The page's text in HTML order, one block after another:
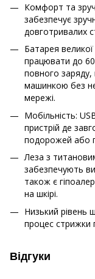
Комфорт та
забезпечує
довготривалих
Батарея
працювати до
повного
машинкою без
мережі.
Мобільність:
пристрій де
подорожей або
Леза з
забезпечують
також є
на шкірі.
Низький
процес
Відгуки